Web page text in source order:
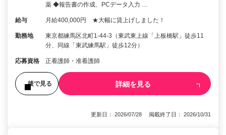
薬 ◆報告書の作成、PCデータ入力 …
給与 月給400,000円 ★大幅に賃上げしました！
勤務地
東京都練馬区北町1-44-3（東武東上線「上板橋駅」徒歩11
分、同線「東武練馬駅」徒歩12分）
応募資格 正看護師・准看護師
後で見る 詳細を見る
更新日： 2026/07/28 掲載終了日： 2026/10/31